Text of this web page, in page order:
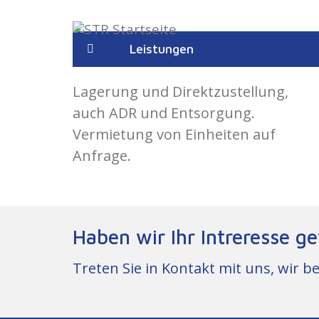
Leistungen
Lagerung und Direktzustellung,
auch ADR und Entsorgung.
Vermietung von Einheiten auf
Anfrage.
Haben wir Ihr Intreresse
Treten Sie in Kontakt mit uns, wir